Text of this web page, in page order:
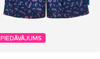
PIEDĀVĀJUMS